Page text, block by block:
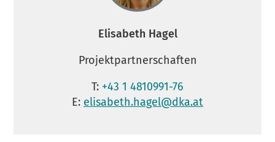
Elisabeth Hagel
Projektpartnerschaften
T: +43 1 4810991-76
E: elisabeth.hagel@dka.at